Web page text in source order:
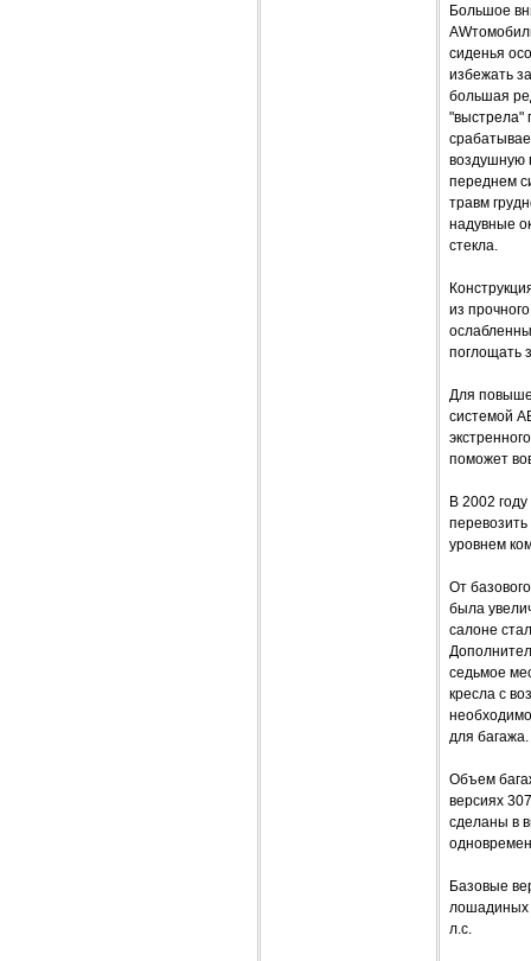
Большое
сиденья
избежать
большая
"выстрела"
воздушную
переднем
травм
надувные
стекла.
из
поглощать
Для
системой
поможет
В 2002
уровнем
От
была
салоне
седьмое
кресла с
для багажа.
Объем
версиях
сделаны в
Базовые
лошадиных
л.с.